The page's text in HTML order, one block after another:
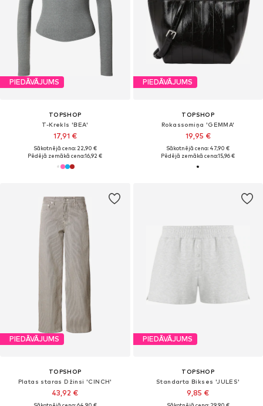
PIEDĀVĀJUMS
TOPSHOP
T-Krekls 'BEA'
17,91 €
Sākotnējā cena: 22,90 €
Pēdējā zemākā cena:16,92 €
PIEDĀVĀJUMS
TOPSHOP
Rokassomiņa 'GEMMA'
19,95 €
Sākotnējā cena: 47,90 €
Pēdējā zemākā cena:15,96 €
PIEDĀVĀJUMS
TOPSHOP
Platas staras Džinsi 'CINCH'
43,92 €
PIEDĀVĀJUMS
TOPSHOP
Standarta Bikses 'JULES'
9,85 €